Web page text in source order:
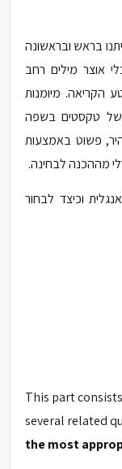
בראש ובראשונה
אוצר מילים רחב
הקריאה. מיומנות
של טקסטים בשפה
פשוט באמצעות
מההכנה לבחינה.
וכיצד לבחור
This part
several related
the most